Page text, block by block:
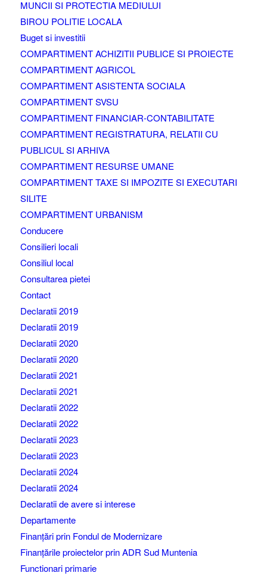
MUNCII SI PROTECTIA MEDIULUI
BIROU POLITIE LOCALA
Buget si investitii
COMPARTIMENT ACHIZITII PUBLICE SI PROIECTE
COMPARTIMENT AGRICOL
COMPARTIMENT ASISTENTA SOCIALA
COMPARTIMENT SVSU
COMPARTIMENT FINANCIAR-CONTABILITATE
COMPARTIMENT REGISTRATURA, RELATII CU
PUBLICUL SI ARHIVA
COMPARTIMENT RESURSE UMANE
COMPARTIMENT TAXE SI IMPOZITE SI EXECUTARI
SILITE
COMPARTIMENT URBANISM
Conducere
Consilieri locali
Consiliul local
Consultarea pietei
Contact
Declaratii 2019
Declaratii 2019
Declaratii 2020
Declaratii 2020
Declaratii 2021
Declaratii 2021
Declaratii 2022
Declaratii 2022
Declaratii 2023
Declaratii 2023
Declaratii 2024
Declaratii 2024
Declaratii de avere si interese
Departamente
Finanțări prin Fondul de Modernizare
Finanțările proiectelor prin ADR Sud Muntenia
Functionari primarie